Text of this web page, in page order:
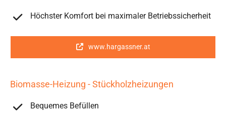
Höchster Komfort bei maximaler Betriebssicherheit
www.hargassner.at
Biomasse-Heizung - Stückholzheizungen
Bequemes Befüllen